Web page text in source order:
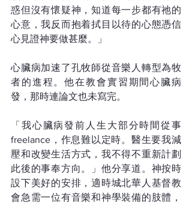
惑但沒有懷疑神，知道每一步都有祂的
心意，我反而抱着拭目以待的心態憑信
心見證神要做甚麼。」
心臟病加速了孔牧師從音樂人轉型為牧
者的進程。他在教會實習期間心臟病
發，那時連論文也未寫完。
「我心臟病發前人生大部分時間從事
freelance，作息難以定時。醫生要我減
壓和改變生活方式，我不得不重新計劃
此後的事奉方向。」他分享道。神按時
設下美好的安排，適時城北華人基督教
會急需一位有音樂和神學裝備的肢體，